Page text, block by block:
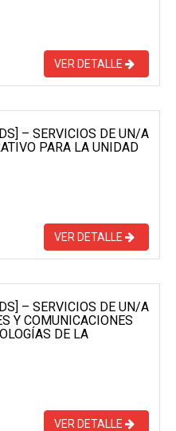
VER DETALLE
– SERVICIOS DE UN/A
PARA LA UNIDAD
VER DETALLE
– SERVICIOS DE UN/A
Y COMUNICACIONES
DE LA
VER DETALLE